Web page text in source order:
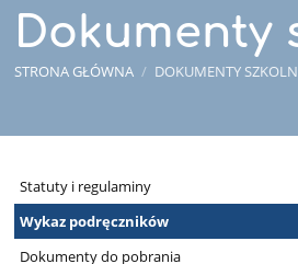
Dokumenty
STRONA GŁÓWNA / DOKUMENTY
Dokumenty
szkolne
Statuty i regulaminy
Wykaz podręczników
Dokumenty do pobrania